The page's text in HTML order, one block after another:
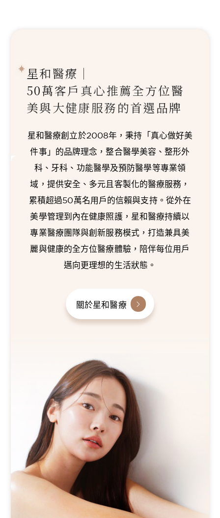
星和醫療｜
50萬客戶真心推薦全方位醫
美與大健康服務的首選品牌
星和醫療創立於2008年，秉持「真心做好美
件事」的品牌理念，整合醫學美容、整形外
科、牙科、功能醫學及預防醫學等專業領
域，提供安全、多元且客製化的醫療服務，
累積超過50萬名用戶的信賴與支持。從外在
美學管理到內在健康照護，星和醫療持續以
專業醫療團隊與創新服務模式，打造兼具美
麗與健康的全方位醫療體驗，陪伴每位用戶
邁向更理想的生活狀態。
關於星和醫療